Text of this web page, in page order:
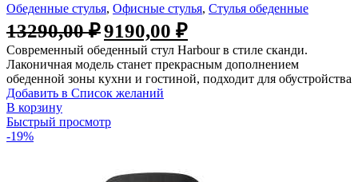
Обеденные стулья, Офисные стулья, Стулья обеденные
13290,00₽ Первоначальная
цена
составляла
13290,00 ₽.
9190,00 ₽Текущая
цена:
9190,00 ₽.
Современный обеденный стул Harbour в стиле сканди.
Лаконичная модель станет прекрасным дополнением
обеденной зоны кухни и гостиной, подходит для обустройства
Добавить в Список желаний
В корзину
Быстрый просмотр
-19%